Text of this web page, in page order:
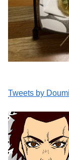
Tweets by